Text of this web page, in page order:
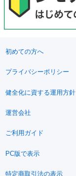
初めての方へ
プライバシーポリシー
健全化に資する運用方針
運営会社
ご利用ガイド
PC版で表示
特定商取引法の表示